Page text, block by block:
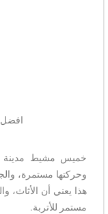
خميس مشيط مدينة
وحركتها مستمرة،
هذا يعني أن الأثاث،
مستمر للأتربة.